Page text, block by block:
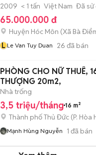
2009 < 1 tấn Việt Nam Đã sử
65.000.000 đ
Huyện Hóc Môn (Xã Bà
L Le Van Tuy Duan 26 đã bán
PHÒNG CHO NỮ THUÊ,
THƯỢNG 20m2,
Nhà trống
3,5 triệu/tháng 16 m²
Thành phố Thủ Đức (P. Hòa
Mạnh Hùng Nguyễn 1 đã bán